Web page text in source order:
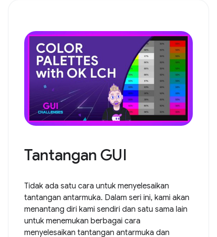
Tantangan GUI
Tidak ada satu cara untuk menyelesaikan
tantangan antarmuka. Dalam seri ini, kami akan
menantang diri kami sendiri dan satu sama lain
untuk menemukan berbagai cara
menyelesaikan tantangan antarmuka dan